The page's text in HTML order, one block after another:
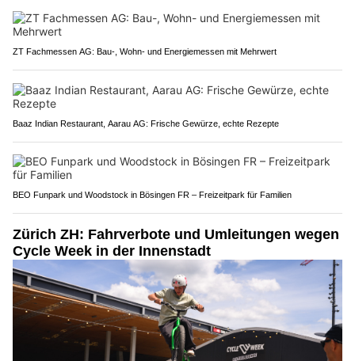
ZT Fachmessen AG: Bau-, Wohn- und Energiemessen mit Mehrwert
Baaz Indian Restaurant, Aarau AG: Frische Gewürze, echte Rezepte
BEO Funpark und Woodstock in Bösingen FR – Freizeitpark für Familien
Zürich ZH: Fahrverbote und Umleitungen wegen
Cycle Week in der Innenstadt